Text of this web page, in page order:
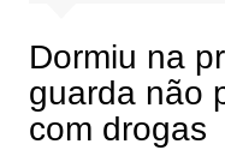
Dormiu na
guarda não
com drogas